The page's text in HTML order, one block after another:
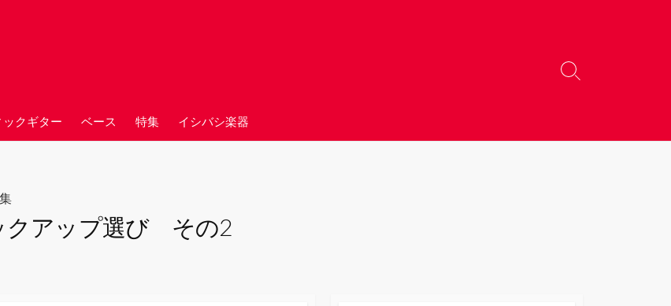
クギター ベース 特集 イシバシ楽器
検
替
クアップ選び その2